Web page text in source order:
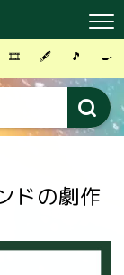
🎞 🖋 🎵 🍳
ドの劇作